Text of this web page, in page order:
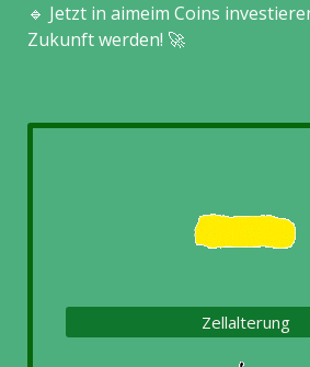
🔹 Jetzt in aimeim Coins
Zukunft werden! 🚀
Zellalterung